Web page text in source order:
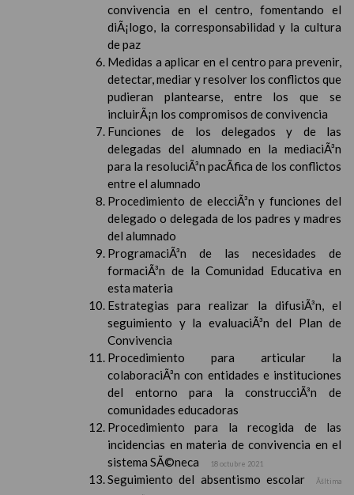
convivencia en el centro, fomentando el
diÃ¡logo, la corresponsabilidad y la cultura
de paz
Medidas a aplicar en el centro para prevenir,
detectar, mediar y resolver los conflictos que
pudieran plantearse, entre los que se
incluirÃ¡n los compromisos de convivencia
Funciones de los delegados y de las
delegadas del alumnado en la mediaciÃ³n
para la resoluciÃ³n pacÃ­fica de los conflictos
entre el alumnado
Procedimiento de elecciÃ³n y funciones del
delegado o delegada de los padres y madres
del alumnado
ProgramaciÃ³n de las necesidades de
formaciÃ³n de la Comunidad Educativa en
esta materia
Estrategias para realizar la difusiÃ³n, el
seguimiento y la evaluaciÃ³n del Plan de
Convivencia
Procedimiento para articular la
colaboraciÃ³n con entidades e instituciones
del entorno para la construcciÃ³n de
comunidades educadoras
Procedimiento para la recogida de las
incidencias en materia de convivencia en el
sistema SÃ©neca
18 octubre 2021
Seguimiento del absentismo escolar
Ãšltima